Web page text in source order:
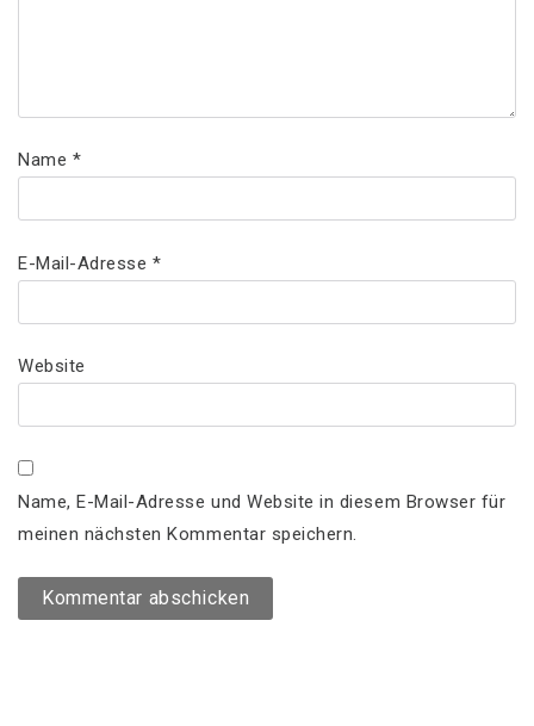
Name *
E-Mail-Adresse *
Website
Name, E-Mail-Adresse und Website in diesem Browser für
meinen nächsten Kommentar speichern.